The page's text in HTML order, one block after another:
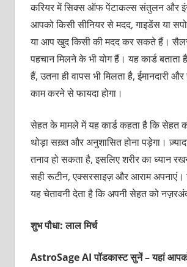
करियर में सिक्स ऑफ पेंटाकल्स संतुलन और
आपको किसी सीनियर से मदद, गाइडेंस या
या आप खुद किसी की मदद कर सकते हैं।
पहचान मिलने के भी योग हैं। यह कार्ड बताता
हैं, उतना ही वापस भी मिलता है, ईमानदारी
काम करने से फायदा होगा।
सेहत के मामले में यह कार्ड कहता है कि सेहत
थोड़ा सख़्त और अनुशासित होना पड़ेगा।
तनाव हो सकता है, इसलिए शरीर का ध्यान
सही रूटीन, एक्सरसाइज़ और आराम अपनाएं।
यह चेतावनी देता है कि अपनी सेहत को
शुभ पौधा: लाल मिर्च
AstroSage AI पॉडकास्ट सुनें – यहां